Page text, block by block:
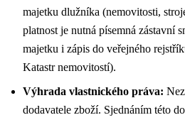
majetku dlužníka (nemovitosti,
platnost je nutná písemná zástavní
majetku i zápis do veřejného
Katastr nemovitostí).
Výhrada vlastnického práva:
dodavatele zboží. Sjednáním této